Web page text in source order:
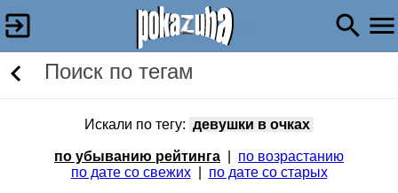
Поиск по тегам
Искали по тегу: девушки в очках
по убыванию рейтинга
по возрастанию
по дате со свежих| по дате со старых